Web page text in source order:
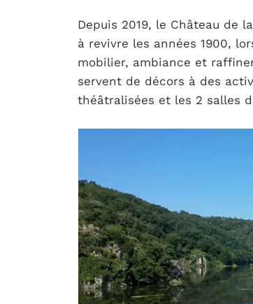
Depuis 2019, le Château de
à revivre les années 1900,
mobilier, ambiance et
servent de décors à des
théâtralisées et les 2 salles